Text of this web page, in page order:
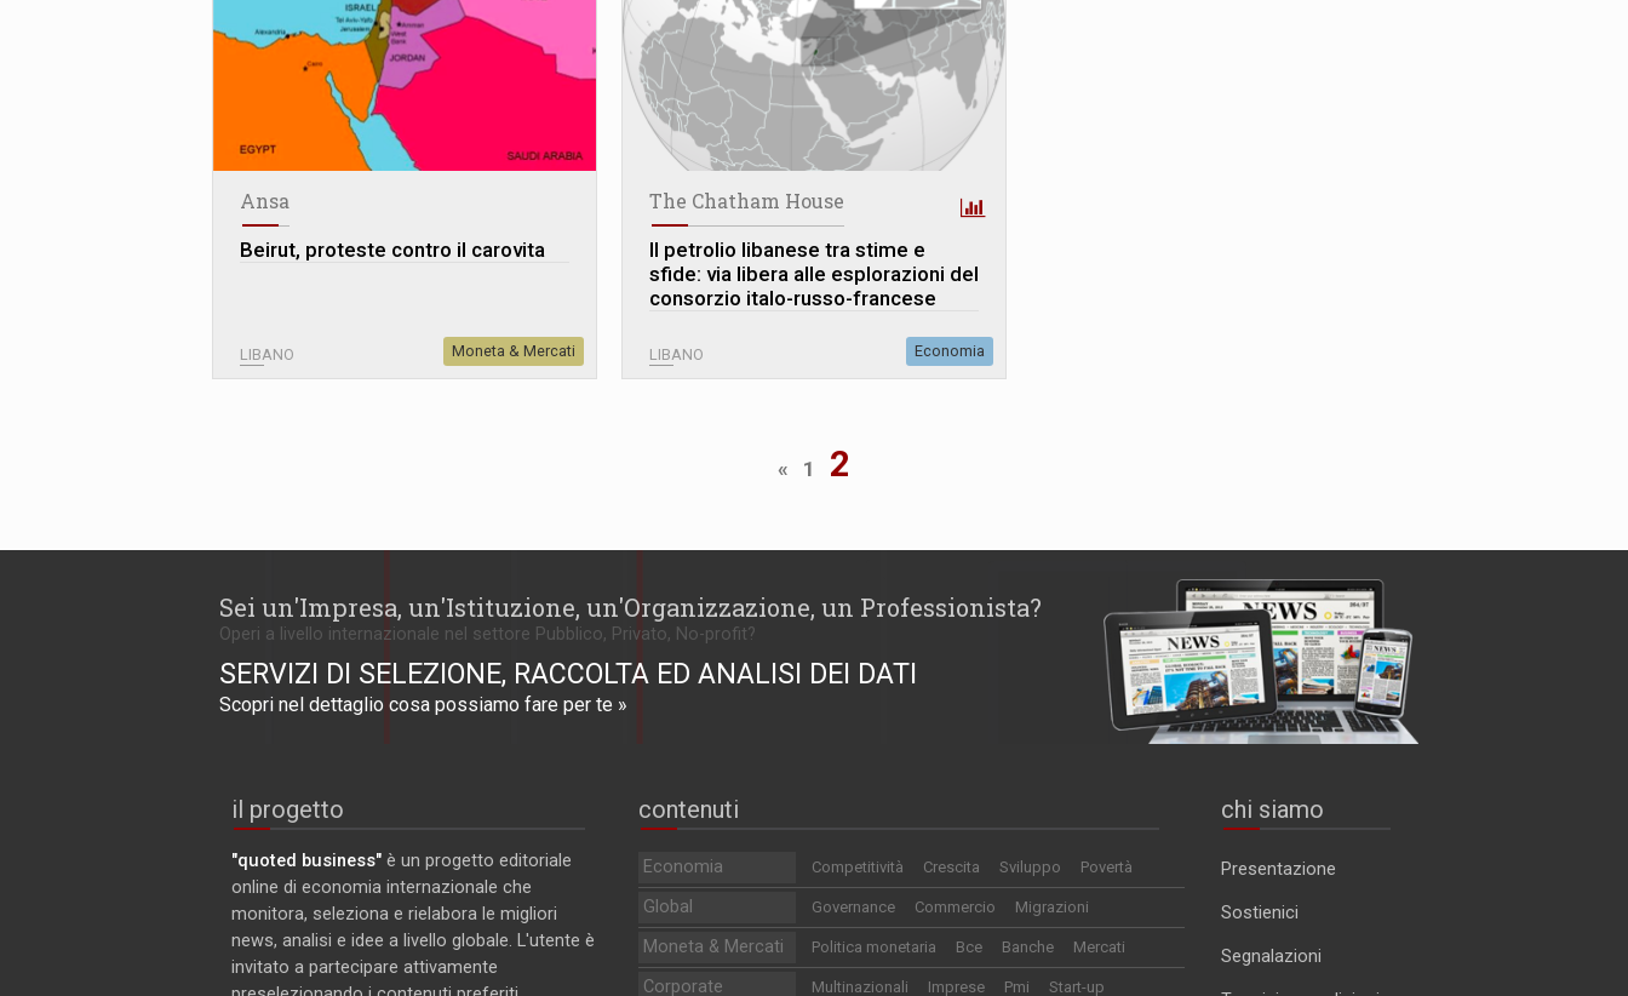
Ansa
Beirut, proteste contro il carovita
LIBANO Moneta & Mercati
The Chatham House
Il petrolio libanese tra stime e
sfide: via libera alle esplorazioni del
consorzio italo-russo-francese
LIBANO Economia
« 1 2
Sei un'Impresa, un'Istituzione, un'Organizzazione, un Professionista?
Operi a livello internazionale nel settore Pubblico, Privato, No-profit?
SERVIZI DI SELEZIONE, RACCOLTA ED ANALISI DEI DATI
Scopri nel dettaglio cosa possiamo fare per te »
il progetto
"quoted business" è un progetto editoriale
online di economia internazionale che
monitora, seleziona e rielabora le migliori
news, analisi e idee a livello globale. L'utente è
invitato a partecipare attivamente
contenuti
Economia Competitività Crescita Sviluppo Povertà
Global Governance Commercio Migrazioni
Moneta & Mercati Politica monetaria Bce Banche Mercati
Corporate Multinazionali Imprese Pmi Start-up
chi siamo
Presentazione
Sostienici
Segnalazioni